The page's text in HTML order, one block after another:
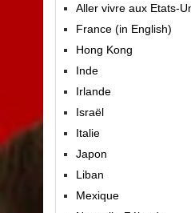
Aller vivre aux Etats-
France (in English)
Hong Kong
Inde
Irlande
Israël
Italie
Japon
Liban
Mexique